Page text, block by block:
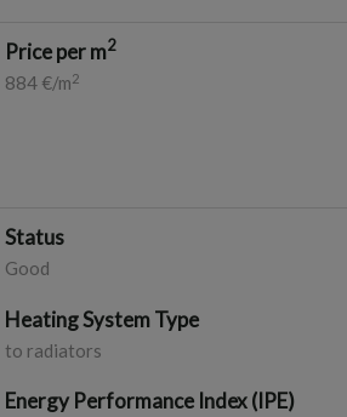
Price per m2
884 €/m2
Status
Good
Heating System Type
to radiators
Energy Performance Index (IPE)